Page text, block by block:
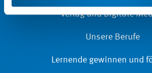
Verlag und Digitale
Unsere Berufe
Lernende gewinnen und